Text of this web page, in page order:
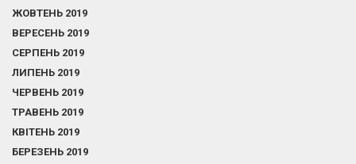
ЖОВТЕНЬ 2019
ВЕРЕСЕНЬ 2019
СЕРПЕНЬ 2019
ЛИПЕНЬ 2019
ЧЕРВЕНЬ 2019
ТРАВЕНЬ 2019
КВІТЕНЬ 2019
БЕРЕЗЕНЬ 2019